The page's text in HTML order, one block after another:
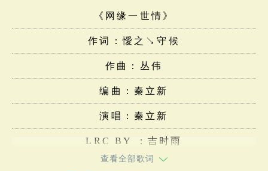
《网缘一世情》
作词：懓之↘守候
作曲：丛伟
编曲：秦立新
演唱：秦立新
LRC BY ：吉时雨
查看全部歌词